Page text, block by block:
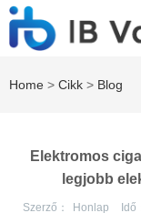
Home > Cikk > Blog
Elektromos
legjobb
Szerző： Honlap Idő